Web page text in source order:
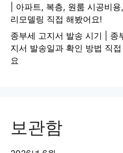
| 아파트, 복층, 원룸 시공비
리모델링 직접 해봤어요!
종부세 고지서 발송 시기 | 종
지서 발송일과 확인 방법 직접
요
보관함